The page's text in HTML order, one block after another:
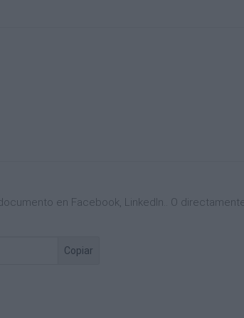
en Facebook, LinkedIn.. O
Copiar